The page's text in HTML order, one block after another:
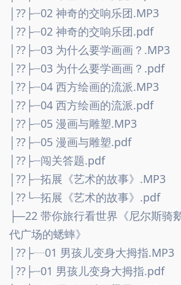
│??├┈02 神奇的交响乐团.MP3
│??├┈02 神奇的交响乐团.pdf
│??├┈03 为什么要学画画？.MP3
│??├┈03 为什么要学画画？.pdf
│??├┈04 西方绘画的流派.MP3
│??├┈04 西方绘画的流派.pdf
│??├┈05 漫画与雕塑.MP3
│??├┈05 漫画与雕塑.pdf
│??├┈闯关答题.pdf
│??├┈拓展《艺术的故事》.MP3
│??└┈拓展《艺术的故事》.pdf
├─22 带你旅行看世界《尼尔斯骑
代广场的蟋蟀》
│??├┈01 男孩儿变身大拇指.MP3
│??├┈01 男孩儿变身大拇指.pdf